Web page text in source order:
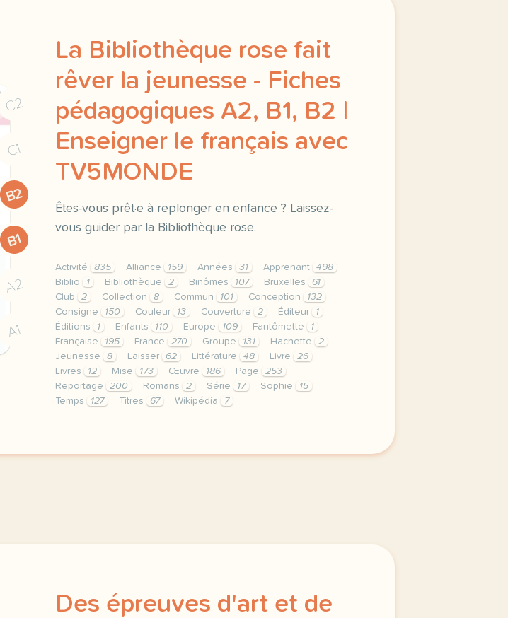
C2
C1
B2
B1
A2
A1
La Bibliothèque rose fait
rêver la jeunesse - Fiches
pédagogiques A2, B1, B2 |
Enseigner le français avec
TV5MONDE
Êtes-vous prêt·e à replonger en enfance ? Laissez-
vous guider par la Bibliothèque rose.
Activité 835 Alliance 159 Années 31 Apprenant
498
Biblio
1 Bibliothèque 2 Binômes 107 Bruxelles
61
Club
2 Collection 8 Commun 101 Conception
132
Consigne
150 Couleur 13 Couverture 2 Éditeur
1
Éditions
1 Enfants 110 Europe 109 Fantômette
1
Française
195 France 270 Groupe 131 Hachette
2
Jeunesse
8 Laisser 62 Littérature 48 Livre
26
Livres
12 Mise 173 Œuvre 186 Page
253
Reportage
200 Romans 2 Série 17 Sophie
15
Temps
127 Titres 67 Wikipédia 7
Des épreuves d'art et de